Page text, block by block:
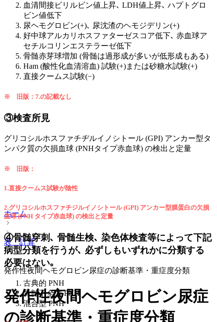
血清間接ビリルビン値上昇､ LDH値上昇､ ハプトグロ
ビン値低下
尿ヘモグロビン(+)､ 尿沈渣のヘモジデリン(+)
好中球アルカリホスファターゼスコア低下､ 赤血球ア
セチルコリンエステラーゼ低下
骨髄赤芽球増加 (骨髄は過形成が多いが低形成もある)
Ham (酸性化血清溶血) 試験(+)または砂糖水試験(+)
直接クームス試験(−)
※ 旧版：7.の記載なし
③検査所見
グリコシルホスファチヂルイノシトール (GPI) アンカー型タ
ンパク質の欠損血球 (PNHタイプ赤血球) の検出と定量
※ 旧版：
1.直接クームス試験が陰性
2.グリコシルホスファチジルイノシトール (GPI) アンカー型膜蛋白の欠損
血球 (PNH タイプ赤血球) の検出と定量
④骨髄穿刺､ 骨髄生検､ 染色体検査等によって下記
病型分類を行うが､ 必ずしもいずれかに分類する
必要はない｡
古典的 PNH
骨髄不全型 PNH
混合型 PNH
ホーム
表・計算
発作性夜間ヘモグロビン尿症の診断基準・重症度分類
発作性夜間ヘモグロビン尿症
の診断基準・重症度分類